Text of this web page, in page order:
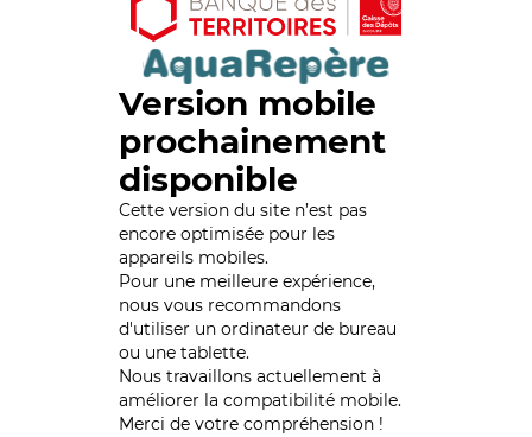
Version mobile
prochainement
disponible
Cette version du site n’est pas
encore optimisée pour les
appareils mobiles.
Pour une meilleure expérience,
nous vous recommandons
d'utiliser un ordinateur de bureau
ou une tablette.
Nous travaillons actuellement à
améliorer la compatibilité mobile.
Merci de votre compréhension !